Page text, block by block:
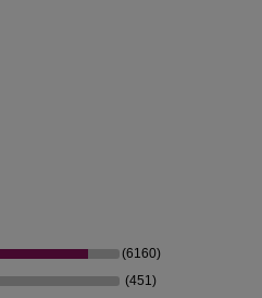
(6160)
(451)